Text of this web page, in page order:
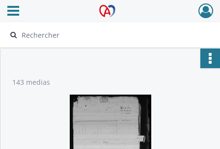
Archives Alsace - Colmar
Ouvrir le menu déroulant
143 medias